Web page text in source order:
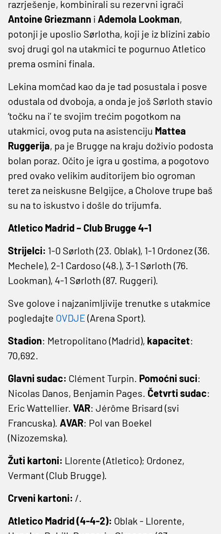
razrješenje, kombinirali su rezervni igrači
Antoine Griezmann i Ademola Lookman,
potonji je uposlio Sørlotha, koji je iz blizini zabio
svoj drugi gol na utakmici te pogurnuo Atletico
prema osmini finala.
Lekina momčad kao da je tad posustala i posve
odustala od dvoboja, a onda je još Sørloth stavio
‘točku na i’ te svojim trećim pogotkom na
utakmici, ovog puta na asistenciju Mattea
Ruggerija, pa je Brugge na kraju doživio podosta
bolan poraz. Očito je igra u gostima, a pogotovo
pred ovako velikim auditorijem bio ogroman
teret za neiskusne Belgijce, a Cholove trupe baš
su na to iskustvo i došle do trijumfa.
Atletico Madrid – Club Brugge 4-1
Strijelci: 1-0 Sørloth (23. Oblak), 1-1 Ordonez (36.
Mechele), 2-1 Cardoso (48.), 3-1 Sørloth (76.
Lookman), 4-1 Sørloth (87. Ruggeri).
Sve golove i najzanimljivije trenutke s utakmice
pogledajte OVDJE (Arena Sport).
Stadion: Metropolitano (Madrid), kapacitet:
70,692.
Glavni sudac: Clément Turpin. Pomoćni suci:
Nicolas Danos, Benjamin Pages. Četvrti sudac:
Eric Wattellier. VAR: Jérôme Brisard (svi
Francuska). AVAR: Pol van Boekel
(Nizozemska).
Žuti kartoni: Llorente (Atletico); Ordonez,
Vermant (Club Brugge).
Crveni kartoni: /.
Atletico Madrid (4-4-2): Oblak - Llorente,